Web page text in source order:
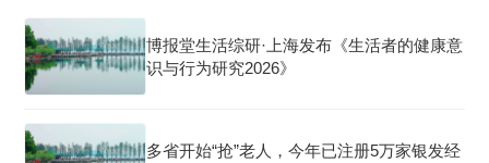
博报堂生活综研·上海发布《生活者的健康意
识与行为研究2026》
多省开始“抢”老人，今年已注册5万家银发经